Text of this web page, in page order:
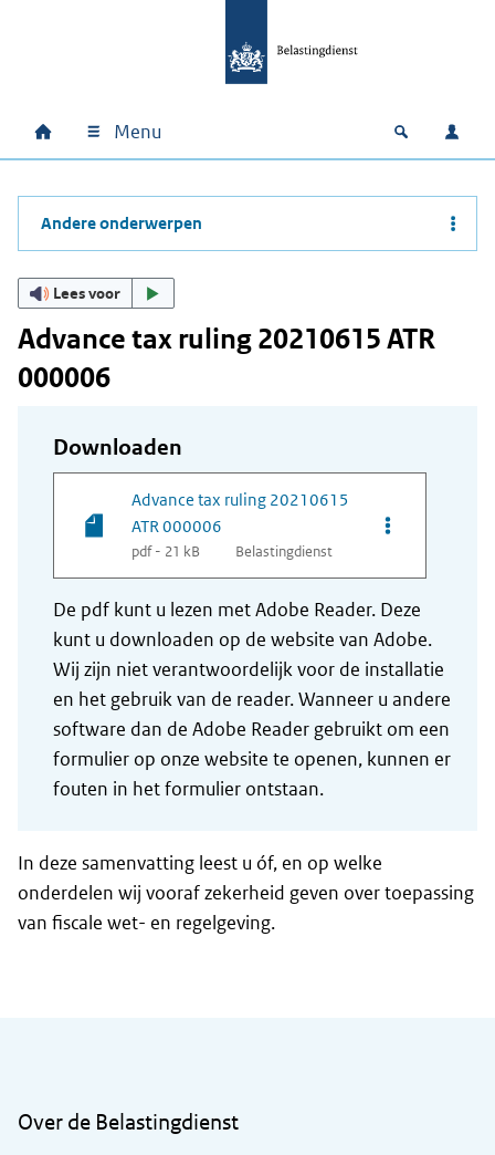
Hoofdnavigatie
Home Menu Open
Andere onderwerpen
Lees voor
Advance tax ruling 20210615 ATR
000006
Downloaden
Advance tax ruling 20210615
ATR 000006
pdf - 21 kB Belastingdienst
Opties van
De pdf kunt u lezen met Adobe Reader. Deze
kunt u downloaden op de website van Adobe.
Wij zijn niet verantwoordelijk voor de installatie
en het gebruik van de reader. Wanneer u andere
software dan de Adobe Reader gebruikt om een
formulier op onze website te openen, kunnen er
fouten in het formulier ontstaan.
In deze samenvatting leest u óf, en op welke
onderdelen wij vooraf zekerheid geven over toepassing
van fiscale wet- en regelgeving.
Over de Belastingdienst